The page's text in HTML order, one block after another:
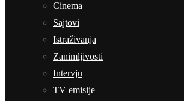
Cinema
Sajtovi
Istraživanja
Zanimljivosti
Intervju
TV emisije